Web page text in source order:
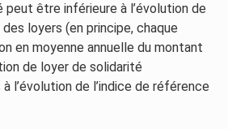
être inférieure à l’évolution de
loyers (en principe, chaque
en moyenne annuelle du montant
de loyer de solidarité
l’évolution de l’indice de référence